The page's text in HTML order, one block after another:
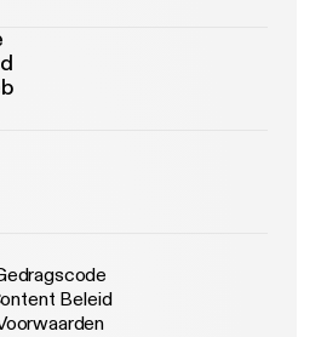
Beleid